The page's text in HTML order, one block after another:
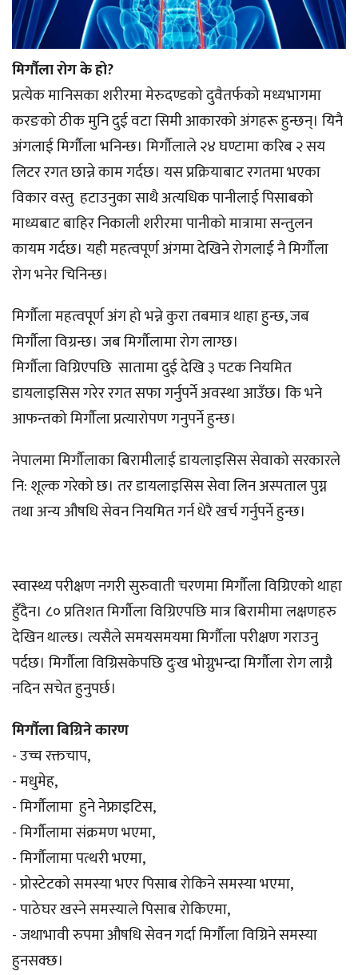
मिर्गौला रोग के हो?
प्रत्येक मानिसका शरीरमा मेरुदण्डको दुवैतर्फको मध्यभागमा
करङको ठीक मुनि दुई वटा सिमी आकारको अंगहरू हुन्छन्। यिनै
अंगलाई मिर्गौला भनिन्छ। मिर्गौलाले २४ घण्टामा करिब २ सय
लिटर रगत छान्ने काम गर्दछ। यस प्रक्रियाबाट रगतमा भएका
विकार वस्तु हटाउनुका साथै अत्यधिक पानीलाई पिसाबको
माध्यबाट बाहिर निकाली शरीरमा पानीको मात्रामा सन्तुलन
कायम गर्दछ। यही महत्वपूर्ण अंगमा देखिने रोगलाई नै मिर्गौला
रोग भनेर चिनिन्छ।
मिर्गौला महत्वपूर्ण अंग हो भन्ने कुरा तबमात्र थाहा हुन्छ, जब
मिर्गौला विग्रन्छ। जब मिर्गौलामा रोग लाग्छ।
मिर्गौला विग्रिएपछि सातामा दुई देखि ३ पटक नियमित
डायलाइसिस गरेर रगत सफा गर्नुपर्ने अवस्था आउँछ। कि भने
आफन्तको मिर्गौला प्रत्यारोपण गनुपर्ने हुन्छ।
नेपालमा मिर्गौलाका बिरामीलाई डायलाइसिस सेवाको सरकारले
नि: शूल्क गरेको छ। तर डायलाइसिस सेवा लिन अस्पताल पुग्न
तथा अन्य औषधि सेवन नियमित गर्न धेरै खर्च गर्नुपर्ने हुन्छ।
स्वास्थ्य परीक्षण नगरी सुरुवाती चरणमा मिर्गौला विग्रिएको थाहा
हुँदैन। ८० प्रतिशत मिर्गौला विग्रिएपछि मात्र बिरामीमा लक्षणहरु
देखिन थाल्छ। त्यसैले समयसमयमा मिर्गौला परीक्षण गराउनु
पर्दछ। मिर्गौला विग्रिसकेपछि दुःख भोग्नुभन्दा मिर्गौला रोग लाग्नै
नदिन सचेत हुनुपर्छ।
मिर्गौला बिग्रिने कारण
- उच्च रक्तचाप,
- मधुमेह,
- मिर्गौलामा हुने नेफ्राइटिस,
- मिर्गौलामा संक्रमण भएमा,
- मिर्गौलामा पत्थरी भएमा,
- प्रोस्टेटको समस्या भएर पिसाब रोकिने समस्या भएमा,
- पाठेघर खस्ने समस्याले पिसाब रोकिएमा,
- जथाभावी रुपमा औषधि सेवन गर्दा मिर्गौला विग्रिने समस्या
हुनसक्छ।